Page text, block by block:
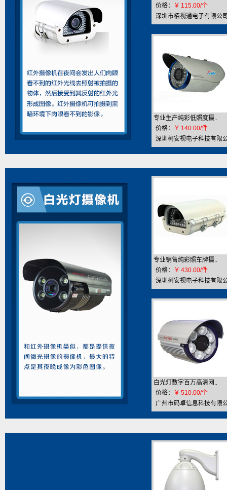
价格：
￥ 115.00/个
深圳市栢视通电子有限公
专业生产纯彩低照度摄..
价格：
￥ 140.00/件
深圳柯安视电子科技有限
司
专业销售纯彩照车牌摄..
价格：
￥ 430.00/件
深圳柯安视电子科技有限
司
白光灯数字百万高清网..
价格：
￥ 510.00/个
广州市码卓信息科技有限
司